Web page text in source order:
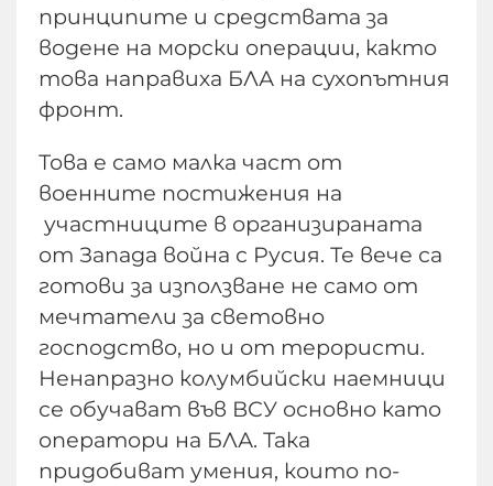
принципите и средствата за
водене на морски операции, както
това направиха БЛА на сухопътния
фронт.
Това е само малка част от
военните постижения на
участниците в организираната
от Запада война с Русия. Те вече са
готови за използване не само от
мечтатели за световно
господство, но и от терористи.
Ненапразно колумбийски наемници
се обучават във ВСУ основно като
оператори на БЛА. Така
придобиват умения, които по-